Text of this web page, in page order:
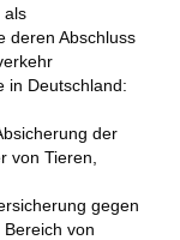
als
deren Abschluss
in Deutschland:
der
von Tieren,
gegen
von